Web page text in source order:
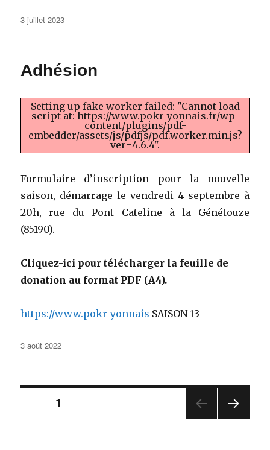
Publié
3 juillet 2023
Adhésion
Setting up fake worker failed: "Cannot load
script at: https://www.pokr-yonnais.fr/wp-
content/plugins/pdf-
embedder/assets/js/pdfjs/pdf.worker.min.js?
ver=4.6.4".
Formulaire d’inscription pour la nouvelle
saison, démarrage le vendredi 4 septembre à
20h, rue du Pont Cateline à la Génétouze
(85190).
Cliquez-ici pour télécharger la feuille de
donation au format PDF (A4).
https://www.pokr-yonnais SAISON 13
Publié
3 août 2022
Navigation
1